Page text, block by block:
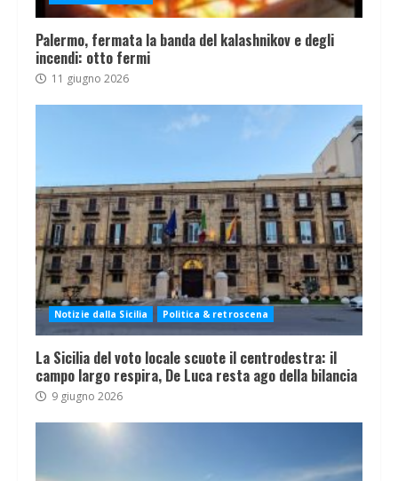
Palermo, fermata la banda del kalashnikov e degli
incendi: otto fermi
11 giugno 2026
Notizie dalla Sicilia Politica & retroscena
La Sicilia del voto locale scuote il centrodestra: il
campo largo respira, De Luca resta ago della bilancia
9 giugno 2026